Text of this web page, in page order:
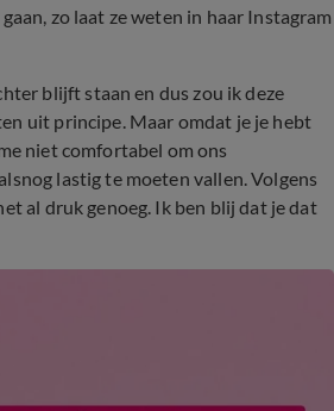
zo laat ze weten in haar Instagram
blijft staan en dus zou ik deze
uit principe. Maar omdat je je hebt
niet comfortabel om ons
lastig te moeten vallen. Volgens
al druk genoeg. Ik ben blij dat je dat